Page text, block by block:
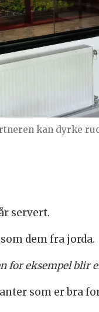
kan dyrke
servert.
dem fra jorda.
for eksempel blir
som er bra